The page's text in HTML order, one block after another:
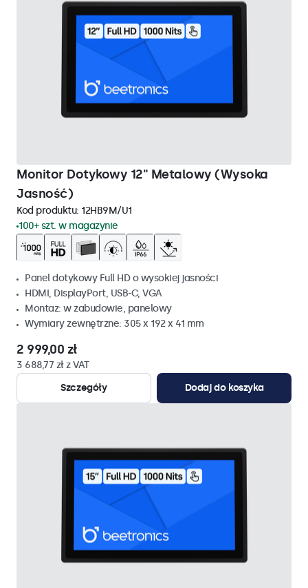
Monitor Dotykowy 12" Metalowy (Wysoka
Jasność)
Kod produktu: 12HB9M/U1
100+ szt. w magazynie
Panel dotykowy Full HD o wysokiej jasności
HDMI, DisplayPort, USB-C, VGA
Montaz: w zabudowie, panelowy
Wymiary zewnętrzne: 305 x 192 x 41 mm
2 999,00 zł
3 688,77 zł z VAT
Szczegóły
Dodaj do koszyka